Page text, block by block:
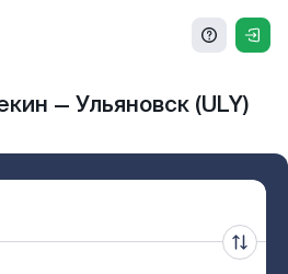
— Ульяновск (ULY)